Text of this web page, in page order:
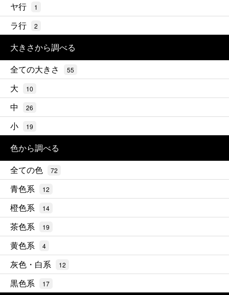
ヤ行 1
ラ行 2
大きさから調べる
全ての大きさ
55
大 10
中 26
小 19
色から調べる
全ての色
72
青色系 12
橙色系 14
茶色系 19
黄色系 4
灰色・白系 12
黒色系 17